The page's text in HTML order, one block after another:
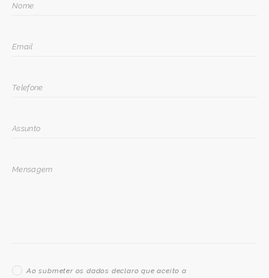
Ao submeter os dados declaro que aceito a